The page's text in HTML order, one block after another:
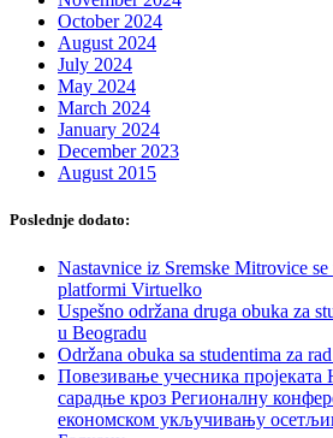
October 2024
August 2024
July 2024
May 2024
March 2024
January 2024
December 2023
August 2015
Poslednje dodato:
Nastavnice iz Sremske Mitrovice
platformi Virtuelko
Uspešno održana druga obuka za
u Beogradu
Održana obuka sa studentima za
Повезивање учесника
сарадње кроз Регионалну
економском укључивању